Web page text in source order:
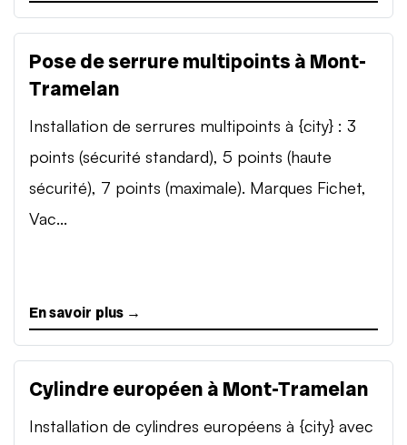
Pose de serrure multipoints à Mont-
Tramelan
Installation de serrures multipoints à {city} : 3
points (sécurité standard), 5 points (haute
sécurité), 7 points (maximale). Marques Fichet,
Vac...
En savoir plus →
Cylindre européen à Mont-Tramelan
Installation de cylindres européens à {city} avec